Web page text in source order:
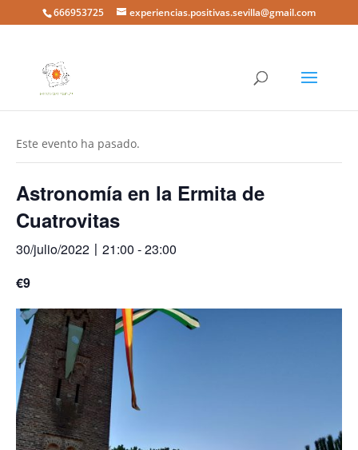
666953725 experiencias.positivas.sevilla@gmail.com
Este evento ha pasado.
Astronomía en la Ermita de
Cuatrovitas
30/julio/2022〡21:00 -23:00
€9